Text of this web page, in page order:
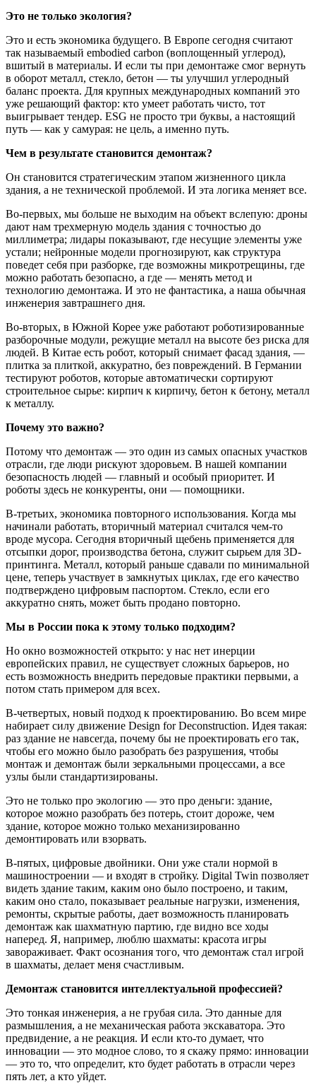
Это не только экология?
Это и есть экономика будущего. В Европе сегодня считают
так называемый embodied carbon (воплощенный углерод),
вшитый в материалы. И если ты при демонтаже смог вернуть
в оборот металл, стекло, бетон — ты улучшил углеродный
баланс проекта. Для крупных международных компаний это
уже решающий фактор: кто умеет работать чисто, тот
выигрывает тендер. ESG не просто три буквы, а настоящий
путь — как у самурая: не цель, а именно путь.
Чем в результате становится демонтаж?
Он становится стратегическим этапом жизненного цикла
здания, а не технической проблемой. И эта логика меняет все.
Во-первых, мы больше не выходим на объект вслепую: дроны
дают нам трехмерную модель здания с точностью до
миллиметра; лидары показывают, где несущие элементы уже
устали; нейронные модели прогнозируют, как структура
поведет себя при разборке, где возможны микротрещины, где
можно работать безопасно, а где — менять метод и
технологию демонтажа. И это не фантастика, а наша обычная
инженерия завтрашнего дня.
Во-вторых, в Южной Корее уже работают роботизированные
разборочные модули, режущие металл на высоте без риска для
людей. В Китае есть робот, который снимает фасад здания, —
плитка за плиткой, аккуратно, без повреждений. В Германии
тестируют роботов, которые автоматически сортируют
строительное сырье: кирпич к кирпичу, бетон к бетону, металл
к металлу.
Почему это важно?
Потому что демонтаж — это один из самых опасных участков
отрасли, где люди рискуют здоровьем. В нашей компании
безопасность людей — главный и особый приоритет. И
роботы здесь не конкуренты, они — помощники.
В-третьих, экономика повторного использования. Когда мы
начинали работать, вторичный материал считался чем-то
вроде мусора. Сегодня вторичный щебень применяется для
отсыпки дорог, производства бетона, служит сырьем для 3D-
принтинга. Металл, который раньше сдавали по минимальной
цене, теперь участвует в замкнутых циклах, где его качество
подтверждено цифровым паспортом. Стекло, если его
аккуратно снять, может быть продано повторно.
Мы в России пока к этому только подходим?
Но окно возможностей открыто: у нас нет инерции
европейских правил, не существует сложных барьеров, но
есть возможность внедрить передовые практики первыми, а
потом стать примером для всех.
В-четвертых, новый подход к проектированию. Во всем мире
набирает силу движение Design for Deconstruction. Идея такая:
раз здание не навсегда, почему бы не проектировать его так,
чтобы его можно было разобрать без разрушения, чтобы
монтаж и демонтаж были зеркальными процессами, а все
узлы были стандартизированы.
Это не только про экологию — это про деньги: здание,
которое можно разобрать без потерь, стоит дороже, чем
здание, которое можно только механизированно
демонтировать или взорвать.
В-пятых, цифровые двойники. Они уже стали нормой в
машиностроении — и входят в стройку. Digital Twin позволяет
видеть здание таким, каким оно было построено, и таким,
каким оно стало, показывает реальные нагрузки, изменения,
ремонты, скрытые работы, дает возможность планировать
демонтаж как шахматную партию, где видно все ходы
наперед. Я, например, люблю шахматы: красота игры
завораживает. Факт осознания того, что демонтаж стал игрой
в шахматы, делает меня счастливым.
Демонтаж становится интеллектуальной профессией?
Это тонкая инженерия, а не грубая сила. Это данные для
размышления, а не механическая работа экскаватора. Это
предвидение, а не реакция. И если кто-то думает, что
инновации — это модное слово, то я скажу прямо: инновации
— это то, что определит, кто будет работать в отрасли через
пять лет, а кто уйдет.